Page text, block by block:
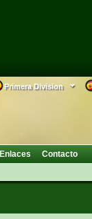
Primera Division
Enlaces Contacto